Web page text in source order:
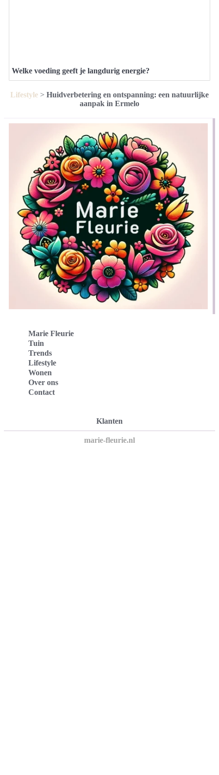
Welke voeding geeft je langdurig energie?
Lifestyle > Huidverbetering en ontspanning: een natuurlijke
aanpak in Ermelo
Marie Fleurie
Tuin
Trends
Lifestyle
Wonen
Over ons
Contact
Klanten
marie-fleurie.nl